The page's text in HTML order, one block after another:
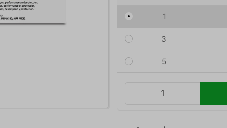
1
3
5